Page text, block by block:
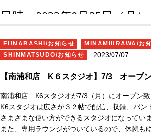
日時： 2023年9 月 25日（月）
※事前オンデマンド動
会場：(株)エルパ麻布十番
袋スタジオ
講師：船山 美也子氏（ピア
FUNABASHI/お知らせ MINAMIURAWA/お
SHINMATSUDO/お知らせ
2023/07/07
【南浦和店 K６スタジオ】7/3 オープン
南浦和店 K6スタジオが7/3（月）にオープン致
K6スタジオは広さが３２帖で配信、収録、バ
さまざまな使い方ができるスタジオになっていま
また、専用ラウンジがついているので、休憩も